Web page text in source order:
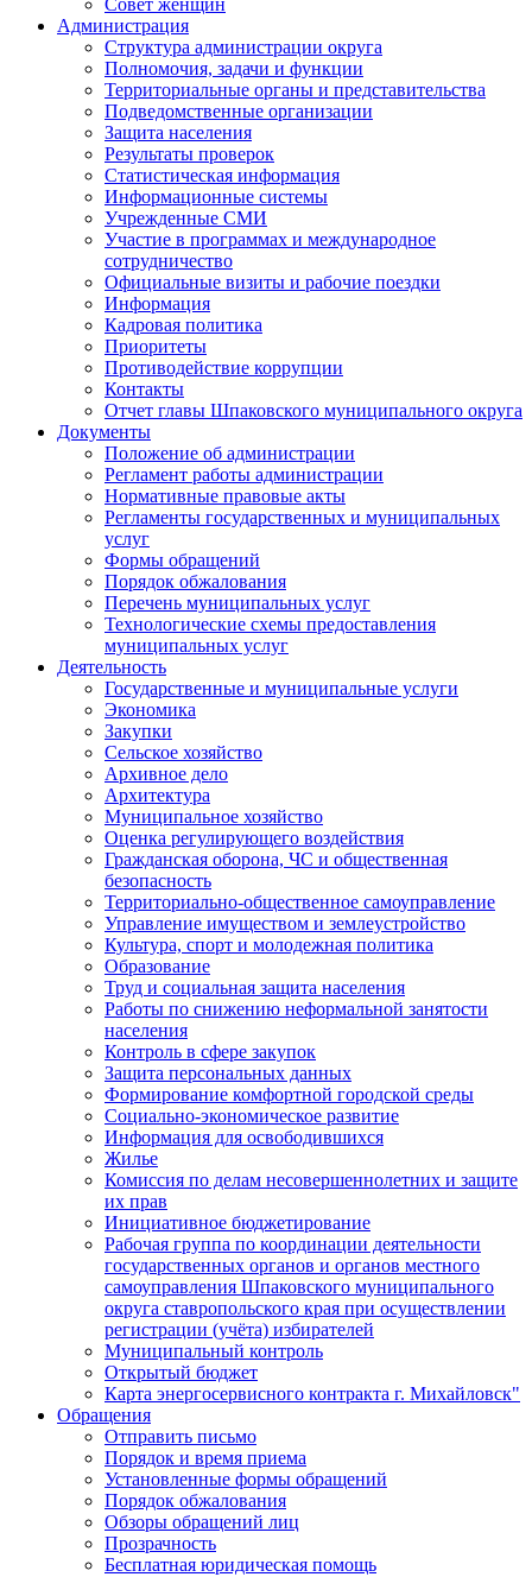
Совет женщин
Администрация
Структура администрации округа
Полномочия, задачи и функции
Территориальные органы и представительства
Подведомственные организации
Защита населения
Результаты проверок
Статистическая информация
Информационные системы
Учрежденные СМИ
Участие в программах и международное
сотрудничество
Официальные визиты и рабочие поездки
Информация
Кадровая политика
Приоритеты
Противодействие коррупции
Контакты
Отчет главы Шпаковского муниципального округа
Документы
Положение об администрации
Регламент работы администрации
Нормативные правовые акты
Регламенты государственных и муниципальных
услуг
Формы обращений
Порядок обжалования
Перечень муниципальных услуг
Технологические схемы предоставления
муниципальных услуг
Деятельность
Государственные и муниципальные услуги
Экономика
Закупки
Сельское хозяйство
Архивное дело
Архитектура
Муниципальное хозяйство
Оценка регулирующего воздействия
Гражданская оборона, ЧС и общественная
безопасность
Территориально-общественное самоуправление
Управление имуществом и землеустройство
Культура, спорт и молодежная политика
Образование
Труд и социальная защита населения
Работы по снижению неформальной занятости
населения
Контроль в сфере закупок
Защита персональных данных
Формирование комфортной городской среды
Социально-экономическое развитие
Информация для освободившихся
Жилье
Комиссия по делам несовершеннолетних и защите
их прав
Инициативное бюджетирование
Рабочая группа по координации деятельности
государственных органов и органов местного
самоуправления Шпаковского муниципального
округа ставропольского края при осуществлении
регистрации (учёта) избирателей
Муниципальный контроль
Открытый бюджет
Карта энергосервисного контракта г. Михайловск"
Обращения
Отправить письмо
Порядок и время приема
Установленные формы обращений
Порядок обжалования
Обзоры обращений лиц
Прозрачность
Бесплатная юридическая помощь